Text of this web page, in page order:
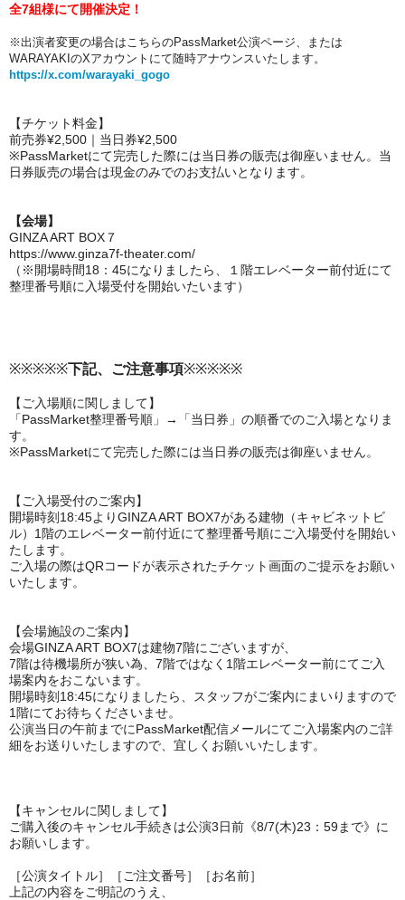
全7組様にて開催決定！
※出演者変更の場合はこちらのPassMarket公演ページ、
または
WARAYAKIのXアカウントにて随時アナウンスいたします。
https://x.com/warayaki_gogo
【チケット料金】
前売券¥2,500｜当日券¥2,500
※PassMarketにて完売した際には当日券の販売は御座いません。当
日券販売の場合は現金のみでのお支払いとなります。
【会場】
GINZA ART BOX７
https://www.ginza7f-theater.com/
（※開場時間18：45になりましたら、１階エレベーター前付近にて
整理番号順に入場受付を開始いたいます）
※※※※※下記、ご注意事項※※※※※
【ご入場順に関しまして】
「PassMarket整理番号順」→「当日券」の順番でのご入場となりま
す。
※PassMarketにて完売した際には当日券の販売は御座いません。
【ご入場受付のご案内】
開場時刻18:45よりGINZA ART BOX7がある建物（キャビネットビ
ル）1階のエレベーター前付近にて整理番号順にご入場受付を開始い
たします。
ご入場の際はQRコードが表示されたチケット画面のご提示をお願い
いたします。
【会場施設のご案内】
会場GINZA ART BOX7は建物7階にございますが、
7階は待機場所が狭い為、7階ではなく1階エレベーター前にてご入
場案内をおこないます。
開場時刻18:45になりましたら、スタッフがご案内にまいりますので
1階にてお待ちくださいませ。
公演当日の午前までにPassMarket配信メールにてご入場案内のご詳
細をお送りいたしますので、宜しくお願いいたします。
【キャンセルに関しまして】
ご購入後のキャンセル手続きは公演3日前《8/7(木)23：59まで》に
お願いします。
［公演タイトル］［ご注文番号］［お名前］
上記の内容をご明記のうえ、